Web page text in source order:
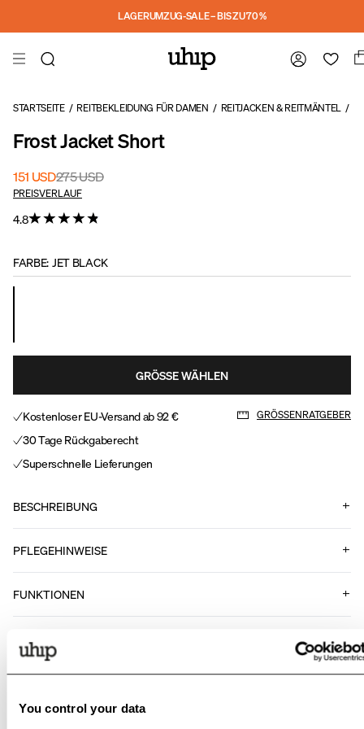
You control your data
LAGERUMZUG-SALE – BIS ZU 70 %
STARTSEITE / REITBEKLEIDUNG FÜR DAMEN / REITJACKEN & REITMÄNTEL /
Frost Jacket Short
275 USD
151 USD
PREISVERLAUF
4.8
FARBE: JET BLACK
GRÖSSE WÄHLEN
Kostenloser EU-Versand ab 92 €
30 Tage Rückgaberecht
Superschnelle Lieferungen
GRÖSSENRATGEBER
BESCHREIBUNG
PFLEGEHINWEISE
FUNKTIONEN
Passende Produkte